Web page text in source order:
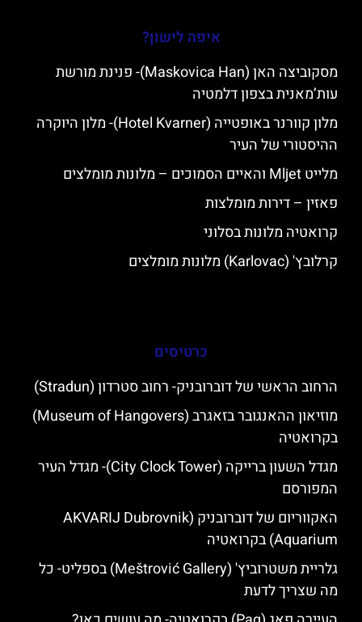
איפה לישון?
מסקוביצה האן (Maskovica Han)- פנינת מורשת
עות’מאנית בצפון דלמטיה
מלון קוורנר באופטייה (Hotel Kvarner)- מלון היוקרה
ההיסטורי של העיר
מלייט Mljet והאיים הסמוכים – מלונות מומלצים
פאזין – דירות מומלצות
קרואטיה מלונות בסלוני
קרלובץ' (Karlovac) מלונות מומלצים
כרטיסים
הרחוב הראשי של דוברובניק- רחוב סטרדון (Stradun)
מוזיאון ההאנגובר בזאגרב (Museum of Hangovers)
בקרואטיה
מגדל השעון ברייקה (City Clock Tower)- מגדל העיר
המפורסם
האקווריום של דוברובניק (AKVARIJ Dubrovnik
Aquarium) בקרואטיה
גלריית משטרוביץ' (Meštrović Gallery) בספליט- כל
מה שצריך לדעת